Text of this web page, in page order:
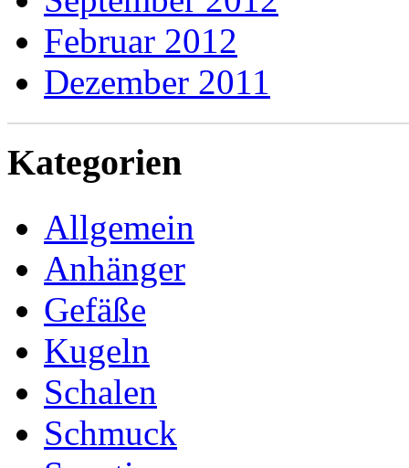
Februar 2012
Dezember 2011
Kategorien
Allgemein
Anhänger
Gefäße
Kugeln
Schalen
Schmuck